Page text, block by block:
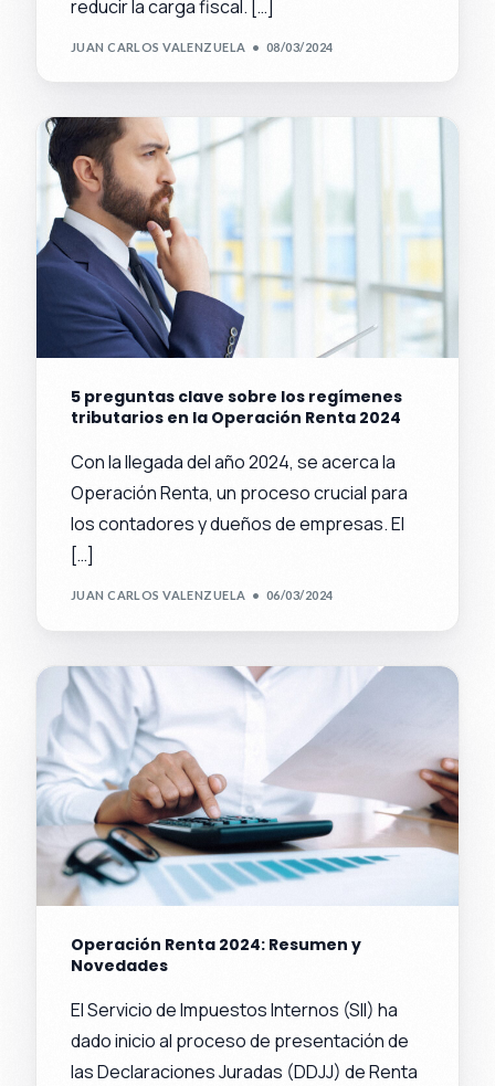
reducir la carga fiscal. […]
JUAN CARLOS VALENZUELA 08/03/2024
5 preguntas clave sobre los regímenes
tributarios en la Operación Renta 2024
Con la llegada del año 2024, se acerca la
Operación Renta, un proceso crucial para
los contadores y dueños de empresas. El
[…]
JUAN CARLOS VALENZUELA 06/03/2024
Operación Renta 2024: Resumen y
Novedades
El Servicio de Impuestos Internos (SII) ha
dado inicio al proceso de presentación de
las Declaraciones Juradas (DDJJ) de Renta